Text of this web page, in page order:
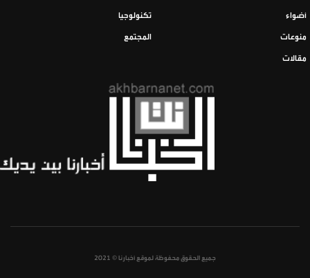
أضواء تكنولوجيا
منوعات المجتمع
مقالات
جميع الحقوق محفوظة لموقع أخبارنا © 2021